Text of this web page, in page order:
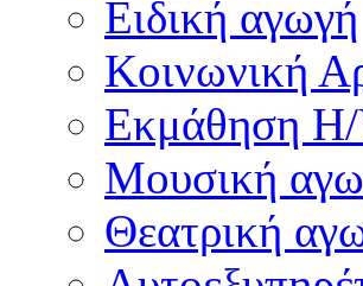
Ειδική αγωγή
Κοινωνική
Εκμάθηση
Μουσική
Θεατρική